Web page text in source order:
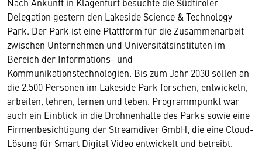
Delegation gestern den Lakeside Science & Technology
Park. Der Park ist eine Plattform für die Zusammenarbeit
zwischen Unternehmen und Universitätsinstituten im
Bereich der Informations- und
Kommunikationstechnologien. Bis zum Jahr 2030 sollen an
die 2.500 Personen im Lakeside Park forschen, entwickeln,
arbeiten, lehren, lernen und leben. Programmpunkt war
auch ein Einblick in die Drohnenhalle des Parks sowie eine
Firmenbesichtigung der Streamdiver GmbH, die eine Cloud-
Lösung für Smart Digital Video entwickelt und betreibt.